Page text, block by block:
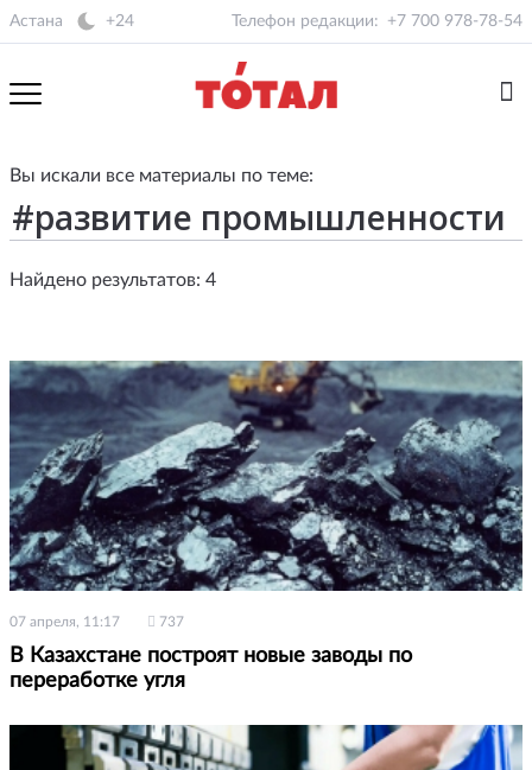
Астана +24 Телефон редакции: +7 700 978-78-54
Вы искали все материалы по теме:
Найдено результатов: 4
07 апреля, 11:17 737
В Казахстане построят новые заводы по
переработке угля